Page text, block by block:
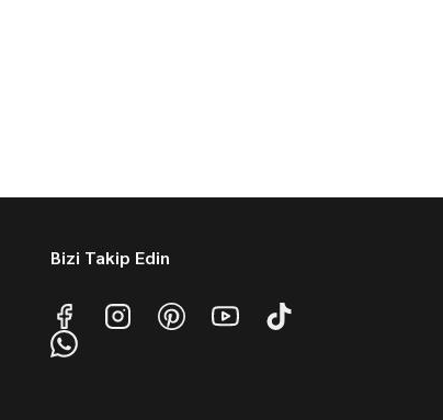
Bizi Takip Edin